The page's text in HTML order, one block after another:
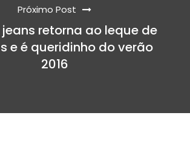
Próximo Post
retorna ao leque de
e é queridinho do verão
2016